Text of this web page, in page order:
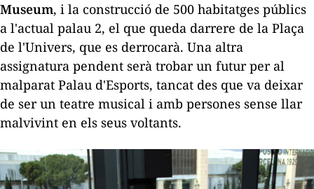
Museum, i la construcció de 500 habitatges públics
a l'actual palau 2, el que queda darrere de la Plaça
de l'Univers, que es derrocarà. Una altra
assignatura pendent serà trobar un futur per al
malparat Palau d'Esports, tancat des que va deixar
de ser un teatre musical i amb persones sense llar
malvivint en els seus voltants.